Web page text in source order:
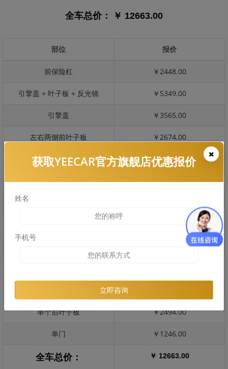
全车总价： ￥ 12663.00
部位 报价
前保险杠 ￥2448.00
引擎盖 + 叶子板 + 反光镜 ￥5349.00
引擎盖 ￥3565.00
左右两侧前叶子板 ￥2674.00
反光镜 ￥534.00
后保险杠 ￥1830.00
￥1081.00
￥2786.00
单个后叶子板 ￥2494.00
单门 ￥1246.00
全车总价： ￥ 12663.00
获取YEECAR官方旗舰店优惠报价
姓名
手机号
立即咨询